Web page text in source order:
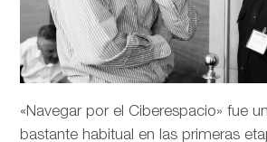
«Navegar por el Ciberespacio» fue
bastante habitual en las primeras